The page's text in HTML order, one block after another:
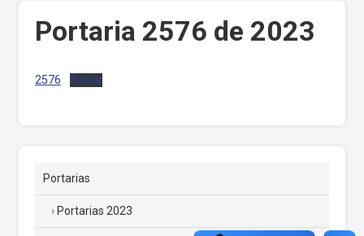
Portaria 2576 de 2023
2576 Baixar
Portarias
Portarias 2023